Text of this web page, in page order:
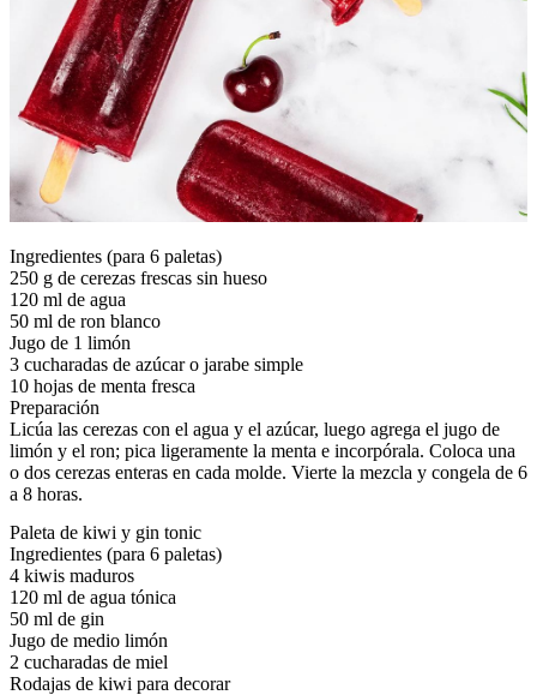
Ingredientes (para 6 paletas)
250 g de cerezas frescas sin hueso
120 ml de agua
50 ml de ron blanco
Jugo de 1 limón
3 cucharadas de azúcar o jarabe simple
10 hojas de menta fresca
Preparación
Licúa las cerezas con el agua y el azúcar, luego agrega el jugo de
limón y el ron; pica ligeramente la menta e incorpórala. Coloca una
o dos cerezas enteras en cada molde. Vierte la mezcla y congela de 6
a 8 horas.
Paleta de kiwi y gin tonic
Ingredientes (para 6 paletas)
4 kiwis maduros
120 ml de agua tónica
50 ml de gin
Jugo de medio limón
2 cucharadas de miel
Rodajas de kiwi para decorar